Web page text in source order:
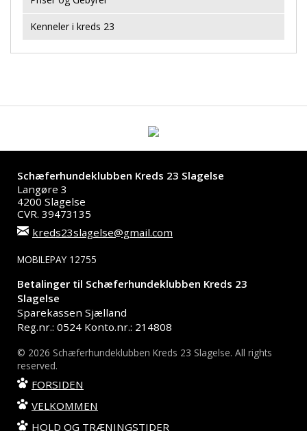
Kenneler i kreds 23
Schæferhundeklubben Kreds 23 Slagelse
Langøre 3
4200 Slagelse
CVR. 39473135
kreds23slagelse@gmail.com
MOBILEPAY 12755
Betalinger til Schæferhundeklubben Kreds 23
Slagelse
Sparekassen Sjælland
Reg.nr.: 0524 Konto.nr.: 214808
© 2026 Schæferhundeklubben Kreds 23 Slagelse. All rights
reserved.
FORSIDEN
VELKOMMEN
HOLD OG TRÆNINGSTIDER